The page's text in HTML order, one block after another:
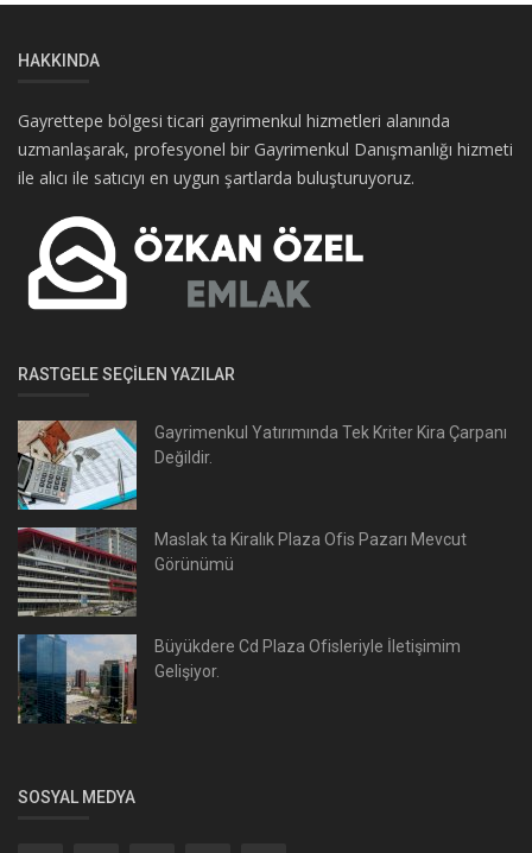
HAKKINDA
Gayrettepe bölgesi ticari gayrimenkul hizmetleri alanında
uzmanlaşarak, profesyonel bir Gayrimenkul Danışmanlığı hizmeti
ile alıcı ile satıcıyı en uygun şartlarda buluşturuyoruz.
RASTGELE SEÇILEN YAZILAR
Gayrimenkul Yatırımında Tek Kriter Kira Çarpanı
Değildir.
Maslak ta Kiralık Plaza Ofis Pazarı Mevcut
Görünümü
Büyükdere Cd Plaza Ofisleriyle İletişimim
Gelişiyor.
SOSYAL MEDYA